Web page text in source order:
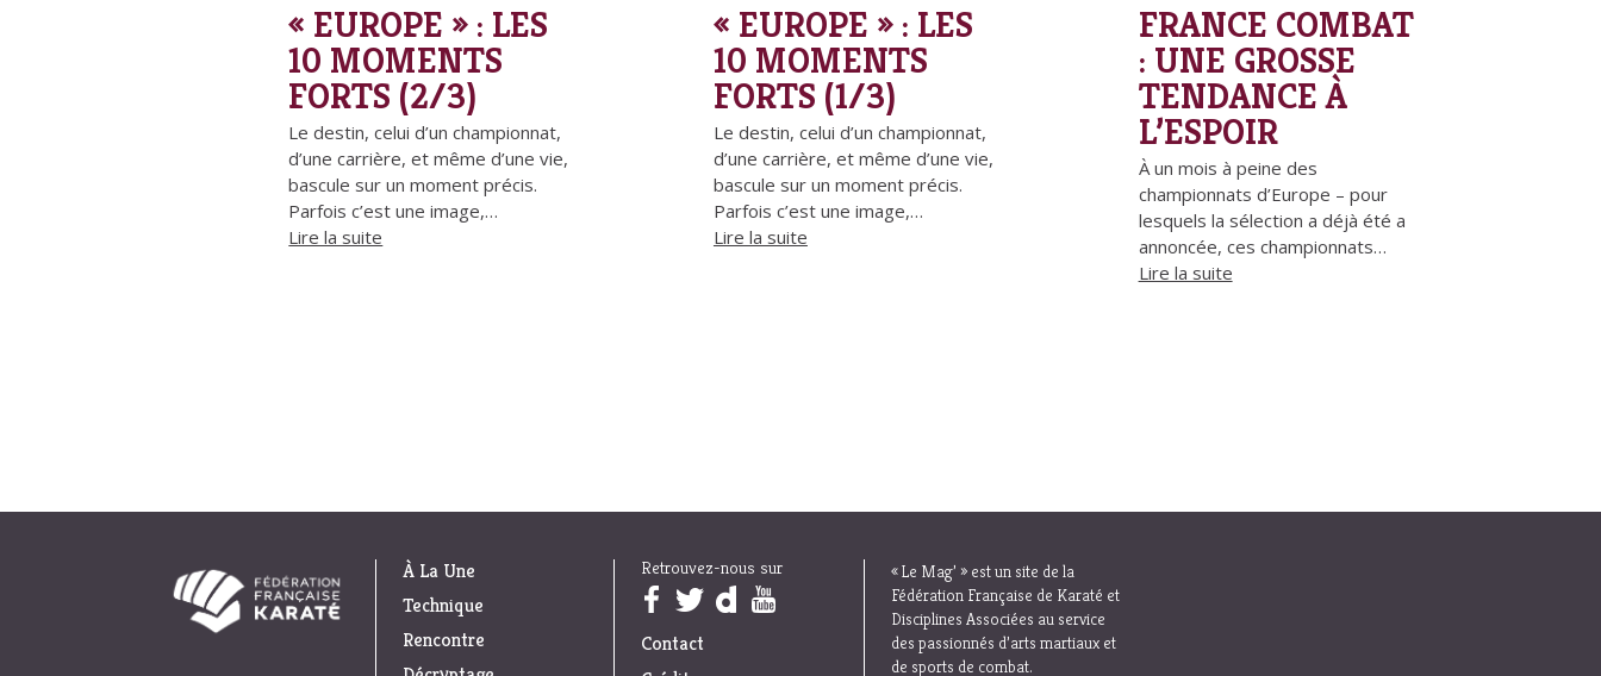
« EUROPE » : LES
10 MOMENTS
FORTS (2/3)
Le destin, celui d’un championnat,
d’une carrière, et même d’une vie,
bascule sur un moment précis.
Parfois c’est une image,…
Lire la suite
« EUROPE » : LES
10 MOMENTS
FORTS (1/3)
Le destin, celui d’un championnat,
d’une carrière, et même d’une vie,
bascule sur un moment précis.
Parfois c’est une image,…
Lire la suite
FRANCE COMBAT
: UNE GROSSE
TENDANCE À
L’ESPOIR
À un mois à peine des
championnats d’Europe – pour
lesquels la sélection a déjà été a
annoncée, ces championnats…
Lire la suite
À La Une
Technique
Rencontre
Retrouvez-nous sur
Trouvez nous sur :
Contact
« Le Mag’ » est un site de la
Fédération Française de Karaté et
Disciplines Associées au service
des passionnés d’arts martiaux et
de sports de combat.